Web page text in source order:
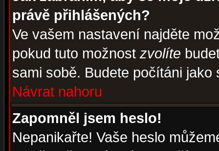
právě přihlášených?
Ve vašem nastavení najděte
pokud tuto možnost zvolíte
sami sobě. Budete počítáni jako
Návrat nahoru
Zapomněl jsem heslo!
Nepanikařte! Vaše heslo